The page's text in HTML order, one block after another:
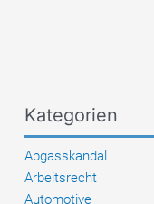
stehen
fast
immer
dahinter
Kategorien
Abgasskandal
Arbeitsrecht
Automotive